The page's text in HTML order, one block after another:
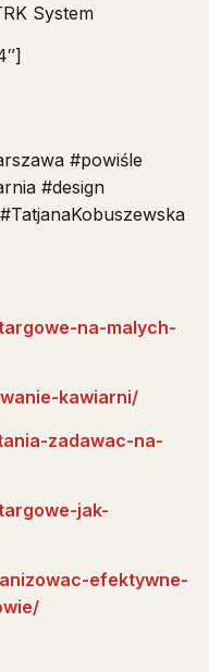
System
#powiśle
#design
na-malych-
kawiarni/
zadawac-na-
jak-
efektywne-